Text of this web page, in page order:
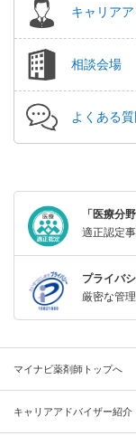
キャリア
相談会場
よくある
「医療分
適正認定
プライバ
厳密な管
マイナビ薬剤師トップへ
キャリアアドバイザー紹介